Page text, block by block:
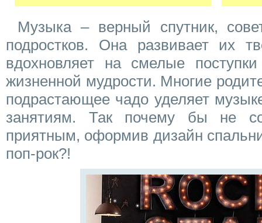
Музыка – верный спутник,
подростков. Она развивает их
вдохновляет на смелые
жизненной мудрости. Многие
подрастающее чадо уделяет
занятиям. Так почему бы не
приятным, оформив дизайн
поп-рок?!